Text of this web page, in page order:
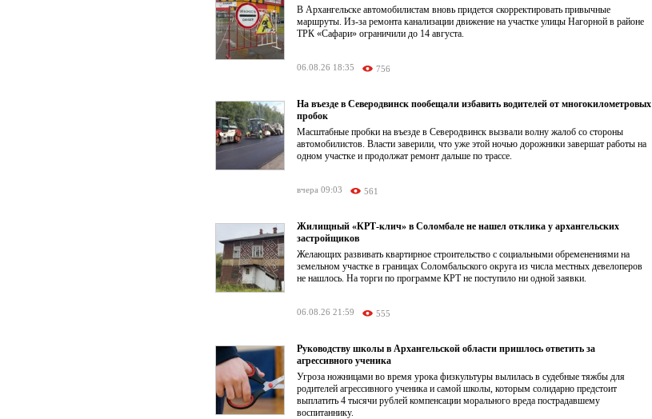
В Архангельске автомобилистам вновь придется скорректировать привычные
маршруты. Из-за ремонта канализации движение на участке улицы Нагорной в районе
ТРК «Сафари» ограничили до 14 августа.
06.08.26 18:35 756
На въезде в Северодвинск пообещали избавить водителей от многокилометровых
пробок
Масштабные пробки на въезде в Северодвинск вызвали волну жалоб со стороны
автомобилистов. Власти заверили, что уже этой ночью дорожники завершат работы на
одном участке и продолжат ремонт дальше по трассе.
вчера 09:03 561
Жилищный «КРТ-клич» в Соломбале не нашел отклика у архангельских
застройщиков
Желающих развивать квартирное строительство с социальными обременениями на
земельном участке в границах Соломбальского округа из числа местных девелоперов
не нашлось. На торги по программе КРТ не поступило ни одной заявки.
06.08.26 21:59 555
Руководству школы в Архангельской области пришлось ответить за
агрессивного ученика
Угроза ножницами во время урока физкультуры вылилась в судебные тяжбы для
родителей агрессивного ученика и самой школы, которым солидарно предстоит
выплатить 4 тысячи рублей компенсации морального вреда пострадавшему
воспитаннику.